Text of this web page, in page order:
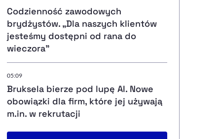
Codzienność zawodowych
brydżystów. „Dla naszych klientów
jesteśmy dostępni od rana do
wieczora”
05:09
Bruksela bierze pod lupę AI. Nowe
obowiązki dla firm, które jej używają
m.in. w rekrutacji